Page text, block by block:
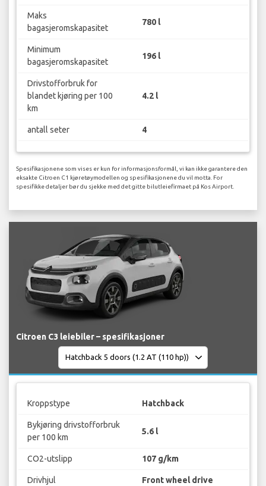
Maks
bagasjeromskapasitet
780 l
Minimum
bagasjeromskapasitet
196 l
Drivstofforbruk for
blandet kjøring per 100
km
4.2 l
antall seter 4
Spesifikasjonene som vises er kun for informasjonsformål, vi kan ikke garantere den
eksakte Citroen C1 kjøretøymodellen og spesifikasjonene du vil motta. For
spesifikke detaljer bør du sjekke med det gitte bilutleiefirmaet på Kos Airport.
Citroen C3 leiebiler – spesifikasjoner
Kroppstype Hatchback
Bykjøring drivstofforbruk
per 100 km
5.6 l
CO2-utslipp 107 g/km
Drivhjul Front wheel drive